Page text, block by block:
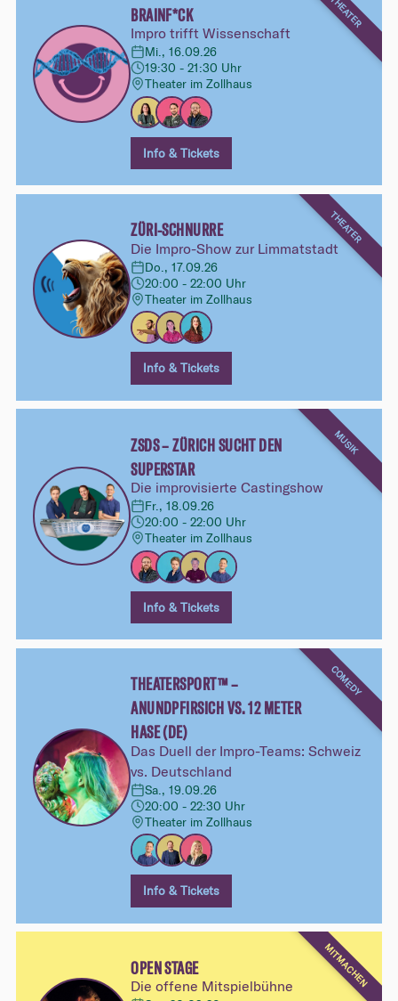
THEATER
BRAINF*CK
Impro trifft Wissenschaft
Mi., 16.09.26
19:30 - 21:30 Uhr
Theater im Zollhaus
Info & Tickets
THEATER
ZÜRI-SCHNURRE
Die Impro-Show zur Limmatstadt
Do., 17.09.26
20:00 - 22:00 Uhr
Theater im Zollhaus
Info & Tickets
MUSIK
ZSDS – ZÜRICH SUCHT DEN
SUPERSTAR
Die improvisierte Castingshow
Fr., 18.09.26
20:00 - 22:00 Uhr
Theater im Zollhaus
Info & Tickets
COMEDY
THEATERSPORT™ –
ANUNDPFIRSICH VS. 12 METER
HASE (DE)
Das Duell der Impro-Teams: Schweiz
vs. Deutschland
Sa., 19.09.26
20:00 - 22:30 Uhr
Theater im Zollhaus
Info & Tickets
MITMACHEN
OPEN STAGE
Die offene Mitspielbühne